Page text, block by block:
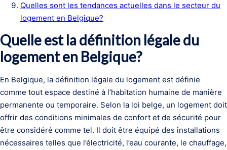
Quelles sont les tendances actuelles dans le secteur du
logement en Belgique?
Quelle est la définition légale du
logement en Belgique?
En Belgique, la définition légale du logement est définie
comme tout espace destiné à l’habitation humaine de manière
permanente ou temporaire. Selon la loi belge, un logement doit
offrir des conditions minimales de confort et de sécurité pour
être considéré comme tel. Il doit être équipé des installations
nécessaires telles que l’électricité, l’eau courante, le chauffage,